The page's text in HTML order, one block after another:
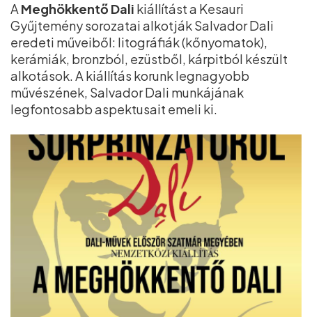
A Meghökkentő Dali kiállítást a Kesauri
Gyűjtemény sorozatai alkotják Salvador Dali
eredeti műveiből: litográfiák (kőnyomatok),
kerámiák, bronzból, ezüstből, kárpitból készült
alkotások. A kiállítás korunk legnagyobb
művészének, Salvador Dali munkájának
legfontosabb aspektusait emeli ki.